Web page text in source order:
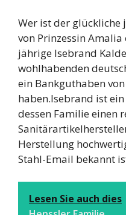
Wer ist der glückliche
von Prinzessin
jährige Isebrand
wohlhabenden
ein Bankguthaben
haben.Isebrand ist
dessen Familie einen
Herstellung
Stahl-Email bekannt
Lesen Sie auch dies